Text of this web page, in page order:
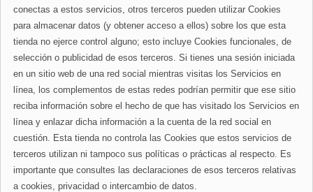
conectas a estos servicios, otros terceros pueden utilizar Cookies
para almacenar datos (y obtener acceso a ellos) sobre los que esta
tienda no ejerce control alguno; esto incluye Cookies funcionales, de
selección o publicidad de esos terceros. Si tienes una sesión iniciada
en un sitio web de una red social mientras visitas los Servicios en
línea, los complementos de estas redes podrían permitir que ese sitio
reciba información sobre el hecho de que has visitado los Servicios en
línea y enlazar dicha información a la cuenta de la red social en
cuestión. Esta tienda no controla las Cookies que estos servicios de
terceros utilizan ni tampoco sus políticas o prácticas al respecto. Es
importante que consultes las declaraciones de esos terceros relativas
a cookies, privacidad o intercambio de datos.